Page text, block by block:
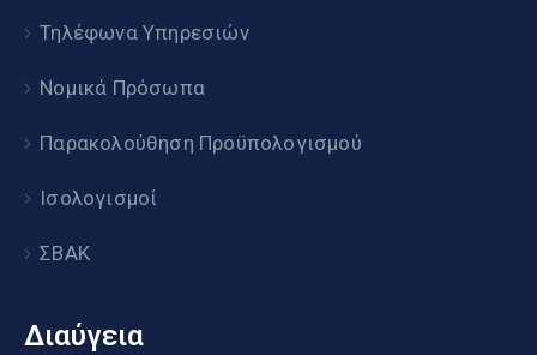
Τηλέφωνα Υπηρεσιών
Νομικά Πρόσωπα
Παρακολούθηση Προϋπολογισμού
Ισολογισμοί
ΣΒΑΚ
Διαύγεια